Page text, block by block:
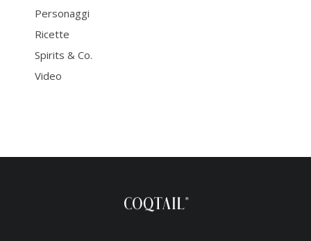
Personaggi
Ricette
Spirits & Co.
Video